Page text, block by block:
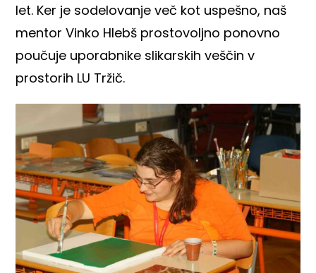
let. Ker je sodelovanje več kot uspešno, naš
mentor Vinko Hlebš prostovoljno ponovno
poučuje uporabnike slikarskih veščin v
prostorih LU Tržič.